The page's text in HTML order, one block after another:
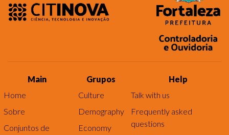
Main
Home
Sobre
Conjuntos de
Grupos
Culture
Demography
Economy
Help
Talk with us
Frequently asked
questions